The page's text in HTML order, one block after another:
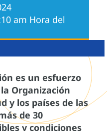
am Hora del
es un esfuerzo
Organización
y los países de las
de 30
y condiciones